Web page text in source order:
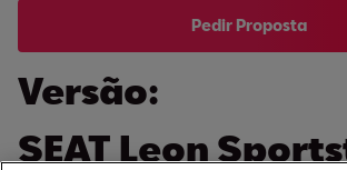
Pedir Proposta
Versão:
SEAT Leon